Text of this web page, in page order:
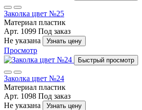
Заколка цвет №25
Материал пластик
Арт. 1099 Под заказ
Не указана
Узнать цену
Просмотр
Быстрый просмотр
Заколка цвет №24
Материал пластик
Арт. 1098 Под заказ
Не указана
Узнать цену